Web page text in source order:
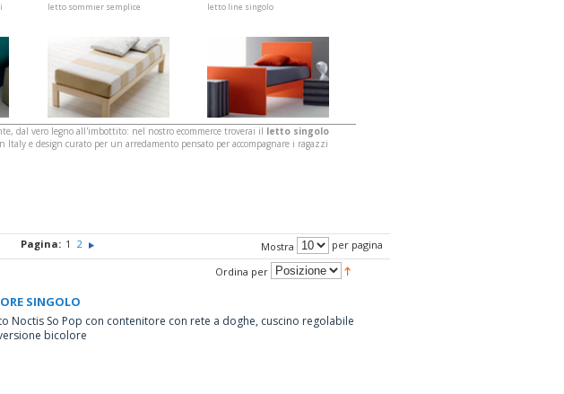
letto sommier semplice letto line singolo
dal vero legno all'imbottito: nel nostro ecommerce troverai il letto singolo
e design curato per un arredamento pensato per accompagnare i ragazzi
Mostra per pagina
Pagina: 1 2
Ordina per
SINGOLO
Noctis So Pop con contenitore con rete a doghe, cuscino regolabile
bicolore